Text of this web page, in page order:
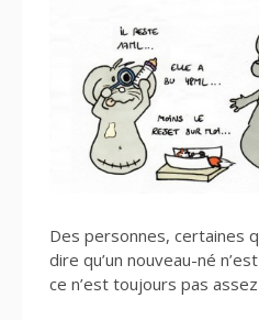
Des personnes, certaines
dire qu’un nouveau-né
ce n’est toujours pas